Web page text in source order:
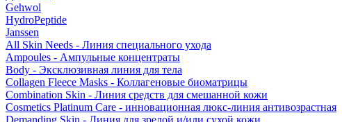
Gehwol
HydroPeptide
Janssen
All Skin Needs - Линия специального ухода
Ampoules - Ампульные концентраты
Body - Эксклюзивная линия для тела
Collagen Fleece Masks - Коллагеновые биоматрицы
Combination Skin - Линия средств для смешанной кожи
Cosmetics Platinum Care - инновационная люкс-линия антивозрастная
Demanding Skin - Линия для зрелой и/или сухой кожи